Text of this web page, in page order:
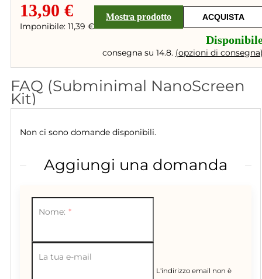
13,90 €
Imponibile: 11,39 €
Mostra prodotto ACQUISTA
consegna su 14.8. (opzioni di consegna
FAQ (Subminimal NanoScreen
Kit)
Non ci sono domande disponibili.
Aggiungi una domanda
Nome:
La tua e-mail
L'indirizzo email non è